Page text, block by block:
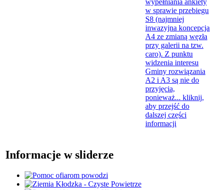
w sprawie przebiegu
S8 (najmniej
inwazyjna koncepcja
A4 ze zmianą węzła
przy galerii na tzw.
caro). Z punktu
widzenia interesu
Gminy rozwiązania
A2 i A3 są nie do
przyjęcia,
ponieważ... kliknij,
aby przejść do
dalszej części
informacji
Informacje w sliderze